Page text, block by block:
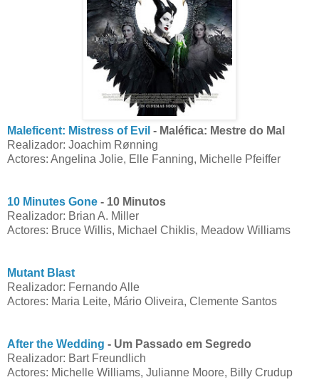
Maleficent: Mistress of Evil - Maléfica: Mestre do Mal
Realizador: Joachim Rønning
Actores: Angelina Jolie, Elle Fanning, Michelle Pfeiffer
10 Minutes Gone - 10 Minutos
Realizador: Brian A. Miller
Actores: Bruce Willis, Michael Chiklis, Meadow Williams
Mutant Blast
Realizador: Fernando Alle
Actores: Maria Leite, Mário Oliveira, Clemente Santos
After the Wedding - Um Passado em Segredo
Realizador: Bart Freundlich
Actores: Michelle Williams, Julianne Moore, Billy Crudup